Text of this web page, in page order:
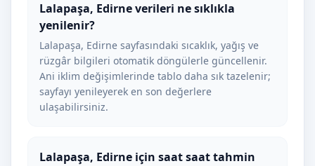
Lalapaşa, Edirne verileri ne sıklıkla
yenilenir?
Lalapaşa, Edirne sayfasındaki sıcaklık, yağış ve
rüzgâr bilgileri otomatik döngülerle güncellenir.
Ani iklim değişimlerinde tablo daha sık tazelenir;
sayfayı yenileyerek en son değerlere
ulaşabilirsiniz.
Lalapaşa, Edirne için saat saat tahmin